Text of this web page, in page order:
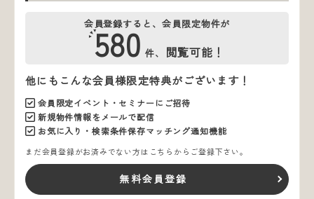
会員登録すると、会員限定物件が
580 件、 閲覧可能！
他にもこんな会員様限定特典がございます！
会員限定イベント・セミナーにご招待
新規物件情報をメールで配信
お気に入り・検索条件保存マッチング通知機能
まだ会員登録がお済みでない方はこちらからご登録下さい。
無料会員登録